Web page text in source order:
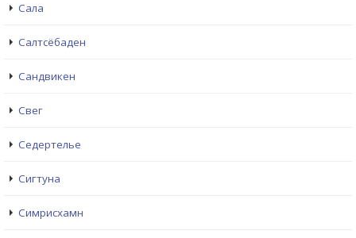
Сала
Салтсёбаден
Сандвикен
Свег
Седертелье
Сигтуна
Симрисхамн